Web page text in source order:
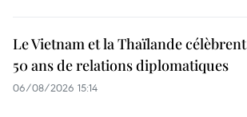
Le Vietnam et la Thaïlande célèbrent
50 ans de relations diplomatiques
06/08/2026 15:14